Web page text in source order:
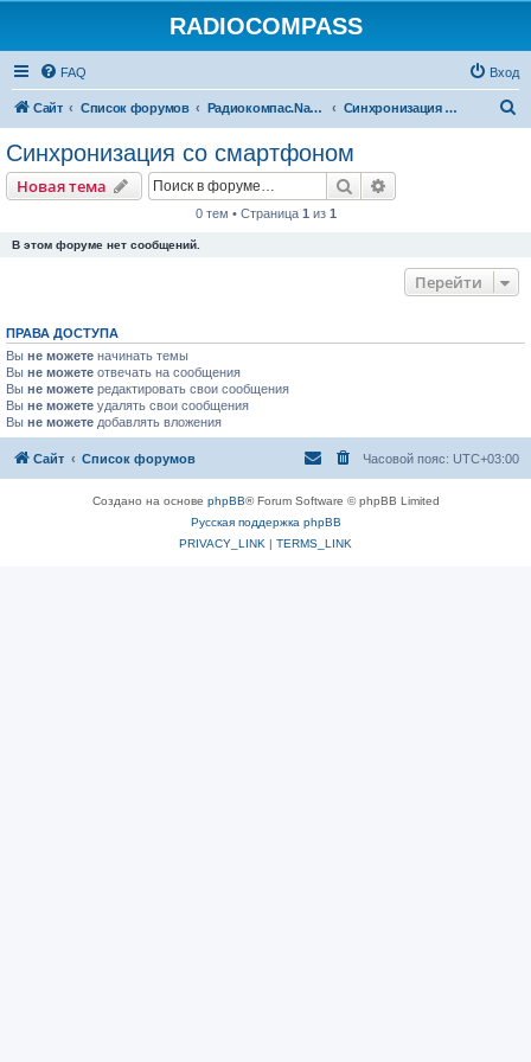
RADIOCOMPASS
FAQ Вход
Сайт Список форумов Радиокомпас.Navigator Синхронизация со смартфоном
Синхронизация со смартфоном
Новая тема Поиск
0 тем • Страница 1 из 1
В этом форуме нет сообщений.
Перейти
ПРАВА ДОСТУПА
Вы не можете начинать темы
Вы не можете отвечать на сообщения
Вы не можете редактировать свои сообщения
Вы не можете удалять свои сообщения
Вы не можете добавлять вложения
Сайт Список форумов Часовой пояс: UTC+03:00
Создано на основе phpBB® Forum Software © phpBB Limited
Русская поддержка phpBB
PRIVACY_LINK | TERMS_LINK